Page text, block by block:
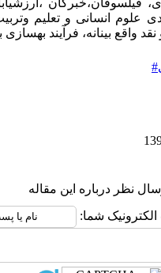
فیلسوفان،خبرگان
علوم انسانی و تعلیم
واقع بینانه،‌ فرآیند
نظر درباره این مقاله
شما: